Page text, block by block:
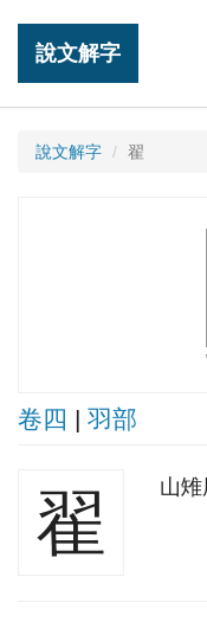
說文解字
說文解字 翟
卷四 | 羽部
翟 山雉